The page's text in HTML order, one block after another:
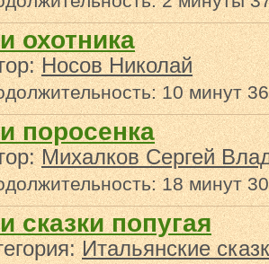
охотника
Носов Николай
10 минут
поросенка
Михалков Сергей
18 минут
сказки попугая
Итальянские